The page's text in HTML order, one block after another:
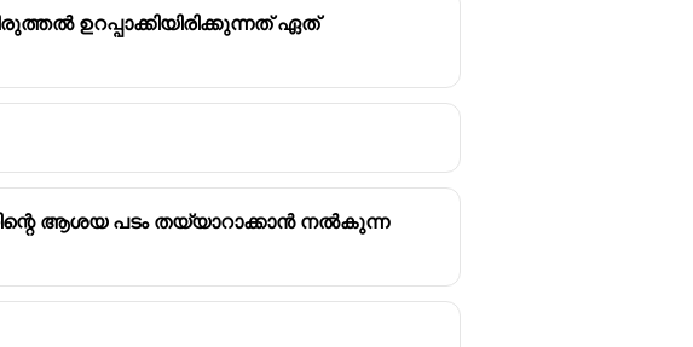
on a specific task, such as an essay, a project,
levels of quality for a given task.
ഉറപ്പാക്കിയിരിക്കുന്നത് ഏത്
ആശയ പടം തയ്യാറാക്കാൻ നൽകുന്ന